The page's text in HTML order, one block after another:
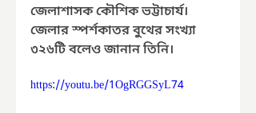
জেলাশাসক কৌশিক ভট্টাচার্য।
জেলার স্পর্শকাতর বুথের সংখ্যা
৩২৬টি বলেও জানান তিনি।
https://youtu.be/1OgRGGSyL74